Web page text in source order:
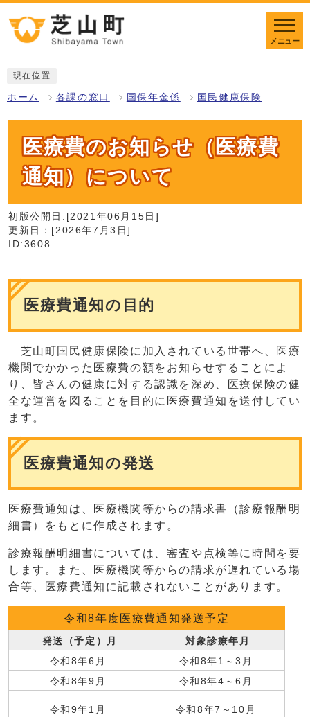
メニュー
現在位置
ホーム 各課の窓口 国保年金係 国民健康保険
医療費のお知らせ（医療費
通知）について
初版公開日:[2021年06月15日]
更新日：[2026年7月3日]
ID:3608
医療費通知の目的
芝山町国民健康保険に加入されている世帯へ、医療
機関でかかった医療費の額をお知らせすることによ
り、皆さんの健康に対する認識を深め、医療保険の健
全な運営を図ることを目的に医療費通知を送付してい
ます。
医療費通知の発送
医療費通知は、医療機関等からの請求書（診療報酬明
細書）をもとに作成されます。
診療報酬明細書については、審査や点検等に時間を要
します。また、医療機関等からの請求が遅れている場
合等、医療費通知に記載されないことがあります。
令和8年度医療費通知発送予定
発送（予定）月
対象診療年月
令和8年6月
令和8年1～3月
令和8年9月
令和8年4～6月
令和9年1月
令和8年7～10月